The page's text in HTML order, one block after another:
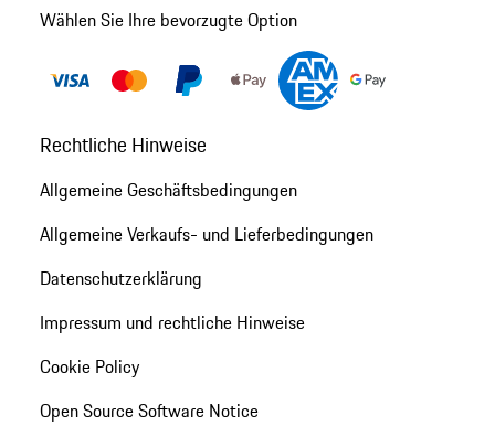
Wählen Sie Ihre bevorzugte Option
Rechtliche Hinweise
Allgemeine Geschäftsbedingungen
Allgemeine Verkaufs- und Lieferbedingungen
Datenschutzerklärung
Impressum und rechtliche Hinweise
Cookie Policy
Open Source Software Notice